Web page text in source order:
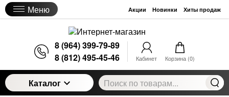
Меню Акции Новинки Хиты продаж
8 (964) 399-79-89
8 (812) 495-45-46
Кабинет Корзина (0)
Каталог